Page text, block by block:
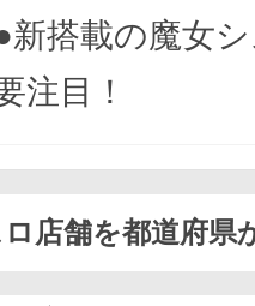
新搭載の魔女
注目！
店舗を都道府県